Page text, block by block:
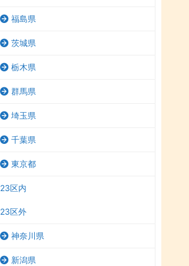
福島県
茨城県
栃木県
群馬県
埼玉県
千葉県
東京都
23区内
23区外
神奈川県
新潟県